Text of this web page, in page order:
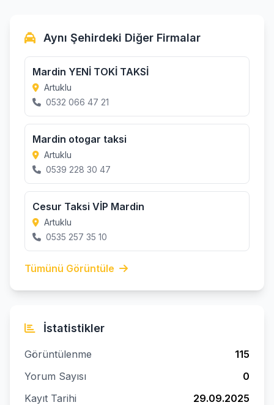
Aynı Şehirdeki Diğer Firmalar
Mardin YENİ TOKİ TAKSİ
Artuklu
0532 066 47 21
Mardin otogar taksi
Artuklu
0539 228 30 47
Cesur Taksi VİP Mardin
Artuklu
0535 257 35 10
Tümünü Görüntüle
İstatistikler
Görüntülenme
115
Yorum Sayısı
0
Kayıt Tarihi
29.09.2025